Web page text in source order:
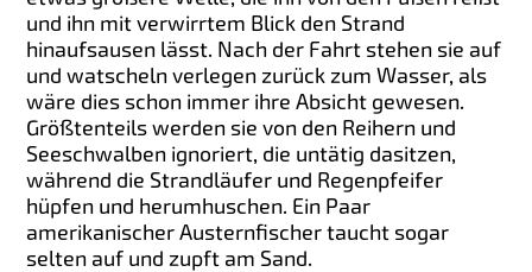
und ihn mit verwirrtem Blick den Strand
hinaufsausen lässt. Nach der Fahrt stehen sie auf
und watscheln verlegen zurück zum Wasser, als
wäre dies schon immer ihre Absicht gewesen.
Größtenteils werden sie von den Reihern und
Seeschwalben ignoriert, die untätig dasitzen,
während die Strandläufer und Regenpfeifer
hüpfen und herumhuschen. Ein Paar
amerikanischer Austernfischer taucht sogar
selten auf und zupft am Sand.